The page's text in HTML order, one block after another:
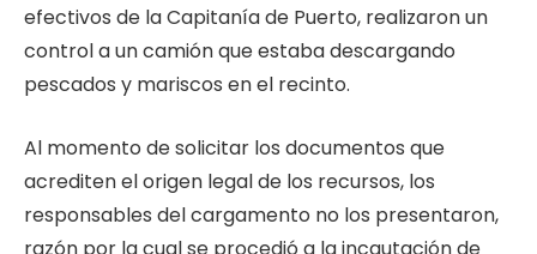
efectivos de la Capitanía de Puerto, realizaron un
control a un camión que estaba descargando
pescados y mariscos en el recinto.
Al momento de solicitar los documentos que
acrediten el origen legal de los recursos, los
responsables del cargamento no los presentaron,
razón por la cual se procedió a la incautación de